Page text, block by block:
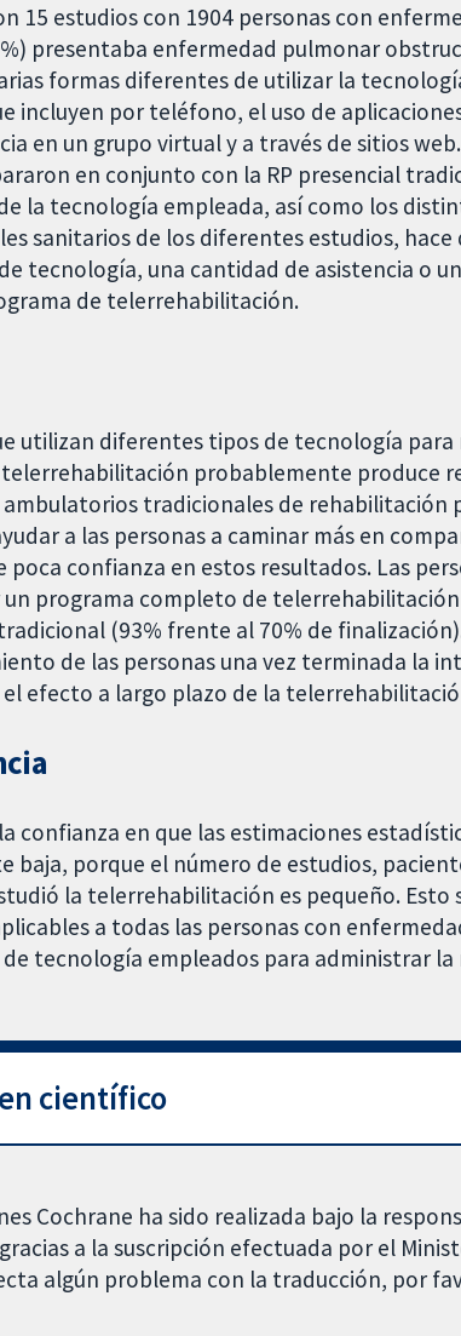
15 estudios con 1904 personas con
presentaba enfermedad pulmonar
formas diferentes de utilizar la
incluyen por teléfono, el uso de
en un grupo virtual y a través de sitios
en conjunto con la RP presencial
la tecnología empleada, así como los
sanitarios de los diferentes estudios, hace
tecnología, una cantidad de asistencia o
de telerrehabilitación.
utilizan diferentes tipos de tecnología para
probablemente produce
tradicionales de rehabilitación
a las personas a caminar más en
confianza en estos resultados. Las
programa completo de
(93% frente al 70% de
de las personas una vez terminada la
efecto a largo plazo de la
confianza en que las estimaciones
baja, porque el número de estudios,
la telerrehabilitación es pequeño. Esto
a todas las personas con
tecnología empleados para administrar
científico
Cochrane ha sido realizada bajo la
a la suscripción efectuada por el
algún problema con la traducción, por